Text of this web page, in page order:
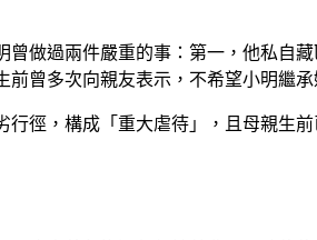
做過兩件嚴重的事：第一，他私自
曾多次向親友表示，不希望小明繼承
徑，構成「重大虐待」，且母親生